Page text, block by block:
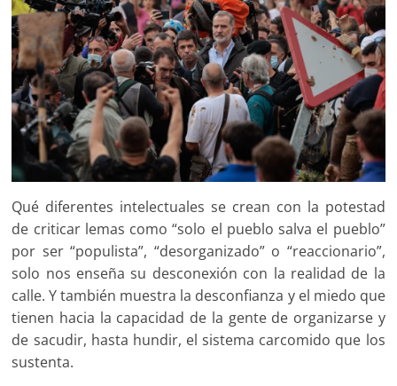
Qué diferentes intelectuales se crean con la potestad
de criticar lemas como “solo el pueblo salva el pueblo”
por ser “populista”, “desorganizado” o “reaccionario”,
solo nos enseña su desconexión con la realidad de la
calle. Y también muestra la desconfianza y el miedo que
tienen hacia la capacidad de la gente de organizarse y
de sacudir, hasta hundir, el sistema carcomido que los
sustenta.